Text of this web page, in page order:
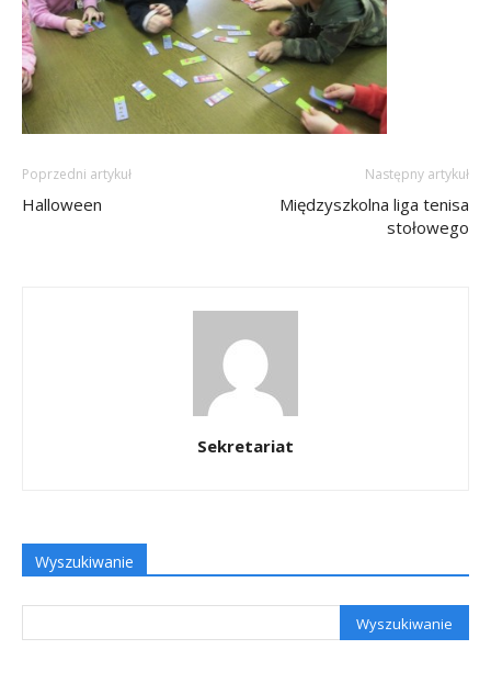
Poprzedni artykuł
Halloween
Następny artykuł
Międzyszkolna liga tenisa
stołowego
Sekretariat
Wyszukiwanie